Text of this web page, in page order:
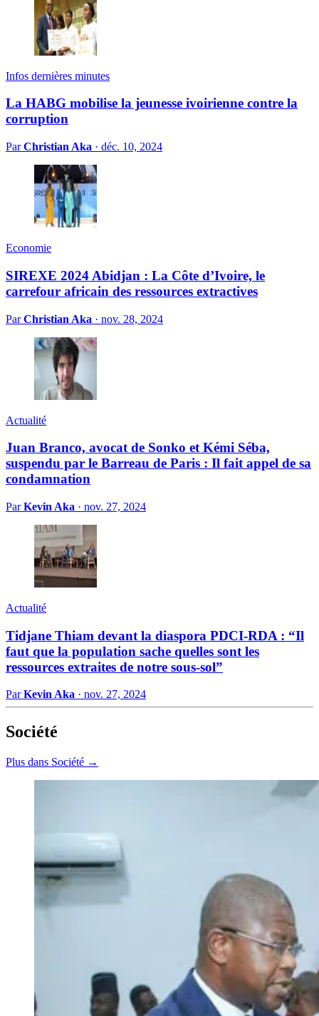
Infos dernières minutes
La HABG mobilise la jeunesse ivoirienne contre la
corruption
ParChristian Aka · déc. 10, 2024
Economie
SIREXE 2024 Abidjan : La Côte d’Ivoire, le
carrefour africain des ressources extractives
ParChristian Aka · nov. 28, 2024
Actualité
Juan Branco, avocat de Sonko et Kémi Séba,
suspendu par le Barreau de Paris : Il fait appel de sa
condamnation
ParKevin Aka · nov. 27, 2024
Actualité
Tidjane Thiam devant la diaspora PDCI-RDA : “Il
faut que la population sache quelles sont les
ressources extraites de notre sous-sol”
ParKevin Aka · nov. 27, 2024
Société
Plus dans Société →